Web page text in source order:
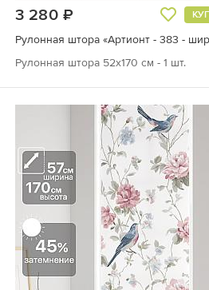
3 280
Рулонная штора 52х170 см - 1 шт.